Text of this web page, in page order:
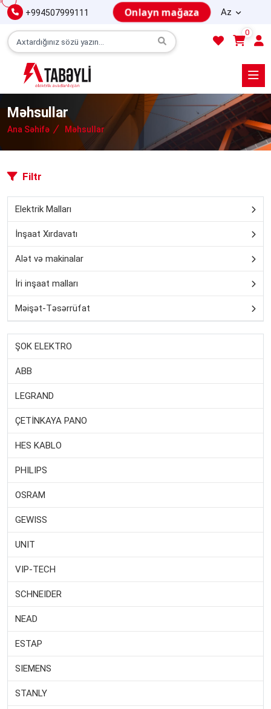
+994507999111 Onlayn mağaza Az
0
Məhsullar
Ana Səhifə Məhsullar
Filtr
Elektrik Malları
İnşaat Xırdavatı
Alət və makinalar
İri inşaat malları
Məişət-Təsərrüfat
ŞOK ELEKTRO
ABB
LEGRAND
ÇETİNKAYA PANO
HES KABLO
PHILIPS
OSRAM
GEWISS
UNIT
VIP-TECH
SCHNEIDER
NEAD
ESTAP
SIEMENS
STANLY